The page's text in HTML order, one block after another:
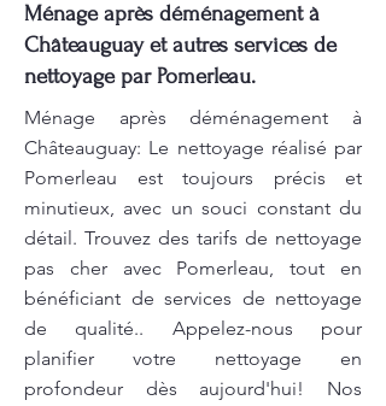
Ménage après déménagement à
Châteauguay et autres services de
nettoyage par Pomerleau.
Ménage après déménagement à
Châteauguay: Le nettoyage réalisé par
Pomerleau est toujours précis et
minutieux, avec un souci constant du
détail. Trouvez des tarifs de nettoyage
pas cher avec Pomerleau, tout en
bénéficiant de services de nettoyage
de qualité.. Appelez-nous pour
planifier votre nettoyage en
profondeur dès aujourd'hui! Nos